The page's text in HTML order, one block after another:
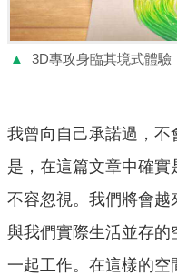
▲ 3D專攻身臨其境式體驗
我曾向自己承諾過，不
是，在這篇文章中確
不容忽視。我們將會越
與我們實際生活並存
一起工作。在這樣的